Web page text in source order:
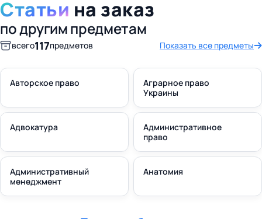
Статьи на заказ
по другим предметам
всего117предметов Показать все предметы
Авторское право
Аграрное право
Украины
Адвокатура
Административное
право
Административный
менеджмент
Анатомия